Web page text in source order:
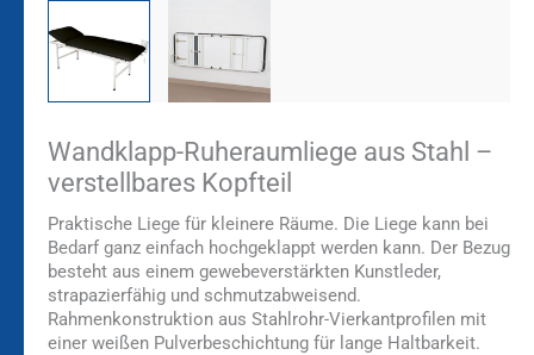
Wandklapp-Ruheraumliege aus Stahl –
verstellbares Kopfteil
Praktische Liege für kleinere Räume. Die Liege kann bei
Bedarf ganz einfach hochgeklappt werden kann. Der Bezug
besteht aus einem gewebeverstärkten Kunstleder,
strapazierfähig und schmutzabweisend.
Rahmenkonstruktion aus Stahlrohr-Vierkantprofilen mit
einer weißen Pulverbeschichtung für lange Haltbarkeit.